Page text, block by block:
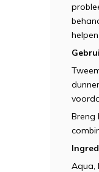
Breng
Aqua,